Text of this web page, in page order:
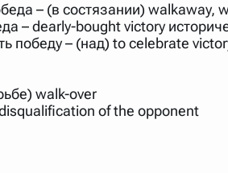
– (в состязании)
– dearly-bought victory
победу – (над) to celebrate
walk-over
of the opponent